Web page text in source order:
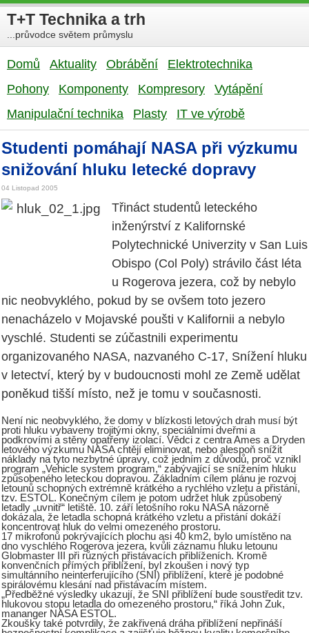
T+T Technika a trh
...průvodce světem průmyslu
Domů Aktuality Obrábění
Elektrotechnika
Pohony
Komponenty Kompresory
Vytápění
Manipulační technika
Plasty IT ve výrobě
Studenti pomáhají NASA při výzkumu
snižování hluku letecké dopravy
04 Listopad 2005
Třináct studentů leteckého
inženýrství z Kalifornské
Polytechnické Univerzity v San Luis
Obispo (Col Poly) strávilo část léta
u Rogerova jezera, což by nebylo
nic neobvyklého, pokud by se ovšem toto jezero
nenacházelo v Mojavské poušti v Kalifornii a nebylo
vyschlé. Studenti se zúčastnili experimentu
organizovaného NASA, nazvaného C-17, Snížení hluku
v letectví, který by v budoucnosti mohl ze Země udělat
poněkud tišší místo, než je tomu v současnosti.
Není nic neobvyklého, že domy v blízkosti letových drah musí být
proti hluku vybaveny trojitými okny, speciálními dveřmi a
podkrovími a stěny opatřeny izolací. Vědci z centra Ames a Dryden
letového výzkumu NASA chtějí eliminovat, nebo alespoň snížit
náklady na tyto nezbytné úpravy, což jedním z důvodů, proč vznikl
program „Vehicle system program,“ zabývající se snížením hluku
způsobeného leteckou dopravou. Základním cílem plánu je rozvoj
letounů schopných extrémně krátkého a rychlého vzletu a přistání,
tzv. ESTOL. Konečným cílem je potom udržet hluk způsobený
letadly „uvnitř“ letiště. 10. září letošního roku NASA názorně
dokázala, že letadla schopná krátkého vzletu a přistání dokáží
koncentrovat hluk do velmi omezeného prostoru.
17 mikrofonů pokrývajících plochu asi 40 km2, bylo umístěno na
dno vyschlého Rogerova jezera, kvůli záznamu hluku letounu
Globmaster III při různých přistávacích přiblíženích. Kromě
konvenčních přímých přiblížení, byl zkoušen i nový typ
simultánního neinterferujícího (SNI) přiblížení, které je podobné
spirálovému klesání nad přistávacím místem.
„Předběžné výsledky ukazují, že SNI přiblížení bude soustředit tzv.
hlukovou stopu letadla do omezeného prostoru,“ říká John Zuk,
mananger NASA ESTOL.
Zkoušky také potvrdily, že zakřivená dráha přiblížení nepřináší